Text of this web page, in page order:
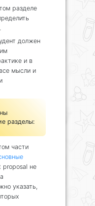
разделе
должен
и в
мысли и
разделы:
части
proposal не
указать,